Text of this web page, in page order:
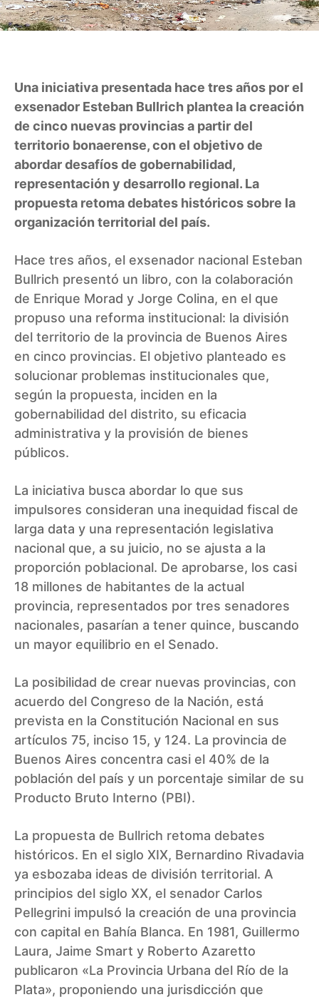
Una iniciativa presentada hace tres años por el
exsenador Esteban Bullrich plantea la creación
de cinco nuevas provincias a partir del
territorio bonaerense, con el objetivo de
abordar desafíos de gobernabilidad,
representación y desarrollo regional. La
propuesta retoma debates históricos sobre la
organización territorial del país.
Hace tres años, el exsenador nacional Esteban
Bullrich presentó un libro, con la colaboración
de Enrique Morad y Jorge Colina, en el que
propuso una reforma institucional: la división
del territorio de la provincia de Buenos Aires
en cinco provincias. El objetivo planteado es
solucionar problemas institucionales que,
según la propuesta, inciden en la
gobernabilidad del distrito, su eficacia
administrativa y la provisión de bienes
públicos.
La iniciativa busca abordar lo que sus
impulsores consideran una inequidad fiscal de
larga data y una representación legislativa
nacional que, a su juicio, no se ajusta a la
proporción poblacional. De aprobarse, los casi
18 millones de habitantes de la actual
provincia, representados por tres senadores
nacionales, pasarían a tener quince, buscando
un mayor equilibrio en el Senado.
La posibilidad de crear nuevas provincias, con
acuerdo del Congreso de la Nación, está
prevista en la Constitución Nacional en sus
artículos 75, inciso 15, y 124. La provincia de
Buenos Aires concentra casi el 40% de la
población del país y un porcentaje similar de su
Producto Bruto Interno (PBI).
La propuesta de Bullrich retoma debates
históricos. En el siglo XIX, Bernardino Rivadavia
ya esbozaba ideas de división territorial. A
principios del siglo XX, el senador Carlos
Pellegrini impulsó la creación de una provincia
con capital en Bahía Blanca. En 1981, Guillermo
Laura, Jaime Smart y Roberto Azaretto
publicaron «La Provincia Urbana del Río de la
Plata», proponiendo una jurisdicción que